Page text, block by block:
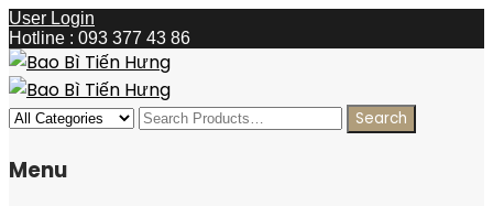
User Login
Hotline : 093 377 43 86
Menu